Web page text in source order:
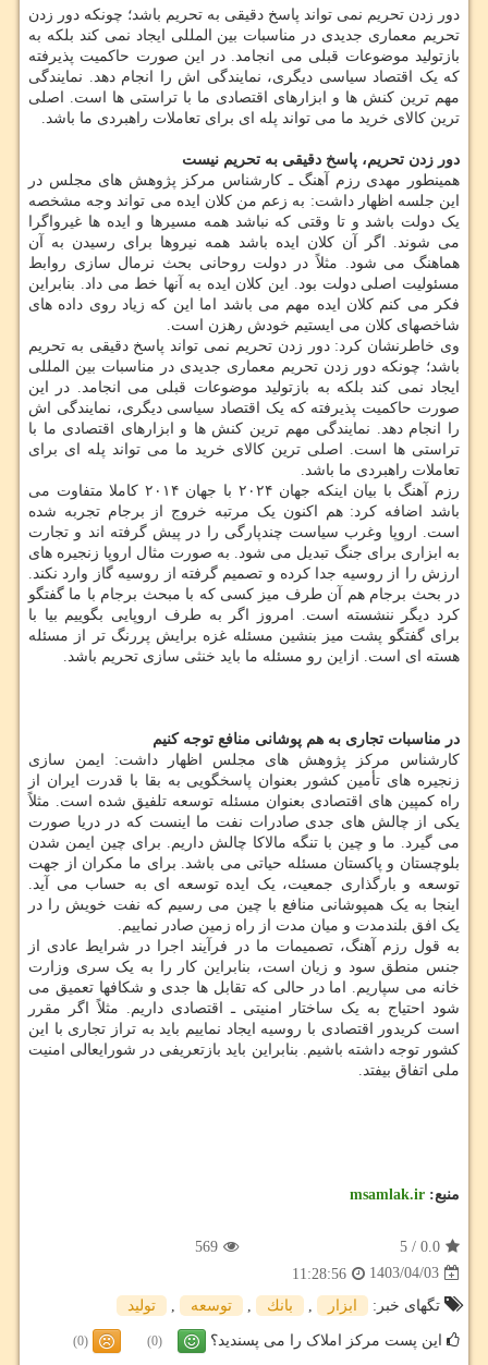
دور زدن تحریم نمی تواند پاسخ دقیقی به تحریم باشد؛ چونکه دور زدن
تحریم معماری جدیدی در مناسبات بین المللی ایجاد نمی کند بلکه به
بازتولید موضوعات قبلی می انجامد. در این صورت حاکمیت پذیرفته
که یک اقتصاد سیاسی دیگری، نمایندگی اش را انجام دهد. نمایندگی
مهم ترین کنش ها و ابزارهای اقتصادی ما با تراستی ها است. اصلی
ترین کالای خرید ما می تواند پله ای برای تعاملات راهبردی ما باشد.
دور زدن تحریم، پاسخ دقیقی به تحریم نیست
همینطور مهدی رزم آهنگ ـ کارشناس مرکز پژوهش های مجلس در
این جلسه اظهار داشت: به زعم من کلان ایده می تواند وجه مشخصه
یک دولت باشد و تا وقتی که نباشد همه مسیرها و ایده ها غیرواگرا
می شوند. اگر آن کلان ایده باشد همه نیروها برای رسیدن به آن
هماهنگ می شود. مثلاً در دولت روحانی بحث نرمال سازی روابط
مسئولیت اصلی دولت بود. این کلان ایده به آنها خط می داد. بنابراین
فکر می کنم کلان ایده مهم می باشد اما این که زیاد روی داده های
شاخصهای کلان می ایستیم خودش رهزن است.
وی خاطرنشان کرد: دور زدن تحریم نمی تواند پاسخ دقیقی به تحریم
باشد؛ چونکه دور زدن تحریم معماری جدیدی در مناسبات بین المللی
ایجاد نمی کند بلکه به بازتولید موضوعات قبلی می انجامد. در این
صورت حاکمیت پذیرفته که یک اقتصاد سیاسی دیگری، نمایندگی اش
را انجام دهد. نمایندگی مهم ترین کنش ها و ابزارهای اقتصادی ما با
تراستی ها است. اصلی ترین کالای خرید ما می تواند پله ای برای
تعاملات راهبردی ما باشد.
رزم آهنگ با بیان اینکه جهان ۲۰۲۴ با جهان ۲۰۱۴ کاملا متفاوت می
باشد اضافه کرد: هم اکنون یک مرتبه خروج از برجام تجربه شده
است. اروپا وغرب سیاست چندپارگی را در پیش گرفته اند و تجارت
به ابزاری برای جنگ تبدیل می شود. به صورت مثال اروپا زنجیره های
ارزش را از روسیه جدا کرده و تصمیم گرفته از روسیه گاز وارد نکند.
در بحث برجام هم آن طرف میز کسی که با مبحث برجام با ما گفتگو
کرد دیگر ننشسته است. امروز اگر به طرف اروپایی بگوییم بیا با
برای گفتگو پشت میز بنشین مسئله غزه برایش پررنگ تر از مسئله
هسته ای است. ازاین رو مسئله ما باید خنثی سازی تحریم باشد.
در مناسبات تجاری به هم پوشانی منافع توجه کنیم
کارشناس مرکز پژوهش های مجلس اظهار داشت: ایمن سازی
زنجیره های تأمین کشور بعنوان پاسخگویی به بقا با قدرت ایران از
راه کمپین های اقتصادی بعنوان مسئله توسعه تلفیق شده است. مثلاً
یکی از چالش های جدی صادرات نفت ما اینست که در دریا صورت
می گیرد. ما و چین با تنگه مالاکا چالش داریم. برای چین ایمن شدن
بلوچستان و پاکستان مسئله حیاتی می باشد. برای ما مکران از جهت
توسعه و بارگذاری جمعیت، یک ایده توسعه ای به حساب می آید.
اینجا به یک همپوشانی منافع با چین می رسیم که نفت خویش را در
یک افق بلندمدت و میان مدت از راه زمین صادر نماییم.
به قول رزم آهنگ، تصمیمات ما در فرآیند اجرا در شرایط عادی از
جنس منطق سود و زیان است، بنابراین کار را به یک سری وزارت
خانه می سپاریم. اما در حالی که تقابل ها جدی و شکافها تعمیق می
شود احتیاج به یک ساختار امنیتی ـ اقتصادی داریم. مثلاً اگر مقرر
است کریدور اقتصادی با روسیه ایجاد نماییم باید به تراز تجاری با این
کشور توجه داشته باشیم. بنابراین باید بازتعریفی در شورایعالی امنیت
ملی اتفاق بیفتد.
منبع: msamlak.ir
0.0
/
5
569
1403/04/03
11:28:56
تگهای خبر:
ابزار بانك توسعه تولید
این پست مرکز املاک را می پسندید؟ (0)
(0)